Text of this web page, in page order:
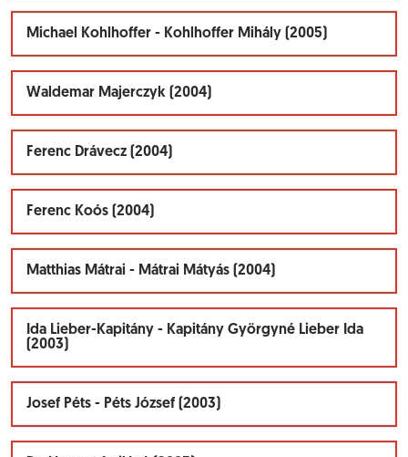
Michael Kohlhoffer - Kohlhoffer Mihály (2005)
Waldemar Majerczyk (2004)
Ferenc Drávecz (2004)
Ferenc Koós (2004)
Matthias Mátrai - Mátrai Mátyás (2004)
Ida Lieber-Kapitány - Kapitány Györgyné Lieber Ida
(2003)
Josef Péts - Péts József (2003)